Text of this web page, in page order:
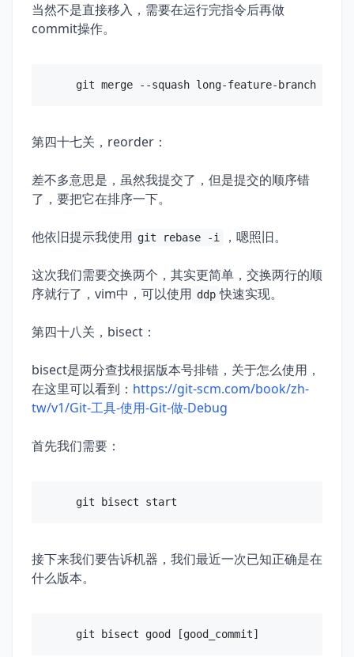
当然不是直接移入，需要在运行完指令后再做
commit操作。
第四十七关，reorder：
差不多意思是，虽然我提交了，但是提交的顺序错
了，要把它在排序一下。
他依旧提示我使用 git rebase -i ，嗯照旧。
这次我们需要交换两个，其实更简单，交换两行的顺
序就行了，vim中，可以使用 ddp 快速实现。
第四十八关，bisect：
bisect是两分查找根据版本号排错，关于怎么使用，
在这里可以看到： https://git-scm.com/book/zh-
tw/v1/Git-工具-使用-Git-做-Debug
首先我们需要：
接下来我们要告诉机器，我们最近一次已知正确是在
什么版本。